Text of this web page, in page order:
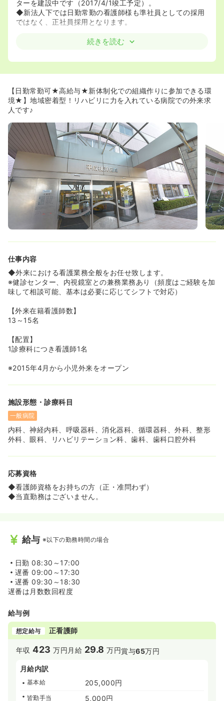
ターを建設中です（2017/4/1竣工予定）。
◆新法人下では日勤常勤の看護師様も準社員としての採用
ではなく、正社員採用となります。
りと行ってくださいます。各部署でマニュアルが整備さ
く学びたい方には最適の環境です。人材育成体制も充実し
ており、病院内の法人統一の研修はもちろん、看護協会主
催の外部研修にも積極的に参加可能です♪
≪プライベートと両立できる環境です◎≫
◆残業は多くても月10時間以内で、職員の方の殆どが17時
台の送迎バスに乗り退勤しています。家庭と両立しながら
働きたい方にお勧めです。
◆最寄り駅である戸塚駅周辺は開発が進み、駅ビルはテナ
ントも充実し非常にきれいになっております♪お仕事を終え
た後はゆっくりショッピングを楽しむこともできます♪
◆駅から少し離れた、閑静な住宅街の中にある同院。患者
様もゆったりと過ごすことのできる環境です。
続きを読む
【日勤常勤可★高給与★新体制化での組織作りに参加できる環
境★】地域密着型！リハビリに力を入れている病院での外来求
人です♪
仕事内容
◆外来における看護業務全般をお任せ致します。
※健診センター、内視鏡室との兼務業務あり（頻度はご経験を加
味して相談可能、基本は必要に応じてシフトで対応）
【外来在籍看護師数】
13～15名
【配置】
1診療科につき看護師1名
※2015年4月から小児外来をオープン
施設形態・診療科目
一般病院
内科、神経内科、呼吸器科、消化器科、循環器科、外科、整形
外科、眼科、リハビリテーション科、歯科、歯科口腔外科
応募資格
◆看護師資格をお持ちの方（正・准問わず）
◆当直勤務はございません。
給与 ※以下の勤務時間の場合
日勤 08:30～17:00
遅番 09:00～17:30
遅番 09:30～18:30
遅番は月数数回程度
給与例
想定給与 正看護師
年収423 万円 月給 29.8 万円賞与65万円
月給内訳
基本給 205,000円
皆勤手当 5,000円